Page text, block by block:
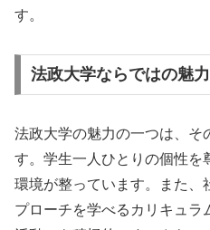
す。
法政大学ならではの魅力
法政大学の魅力の一つは、そ
す。学生一人ひとりの個性を
環境が整っています。また、
プローチを学べるカリキュ